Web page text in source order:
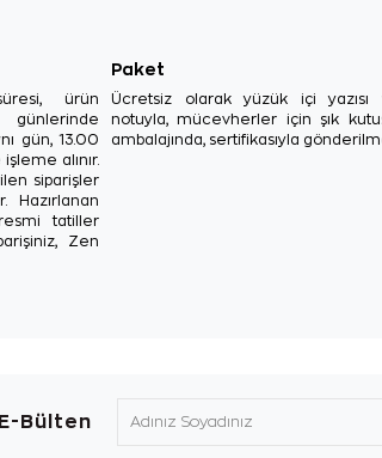
ürün
günlerinde
gün, 13.00
alınır.
siparişler
Hazırlanan
tatiller
Zen
Paket
Ücretsiz olarak yüzük içi
notuyla, mücevherler için şık
ambalajında, sertifikasıyla
E-Bülten